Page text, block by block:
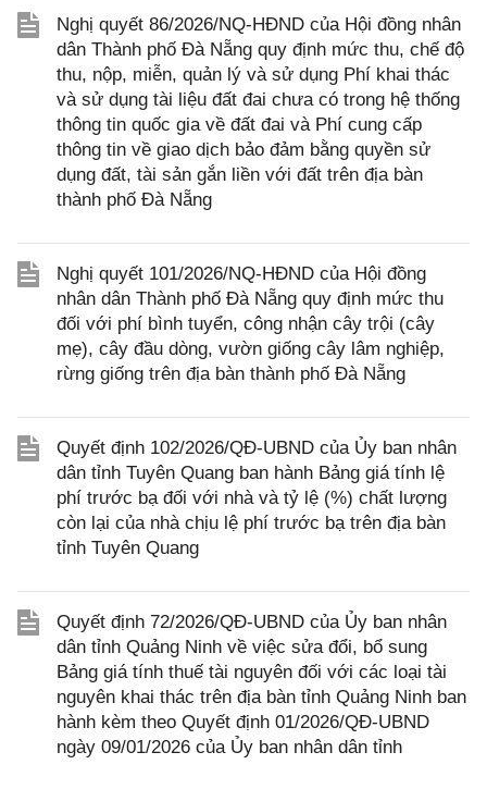
Nghị quyết 86/2026/NQ-HĐND của Hội đồng nhân
dân Thành phố Đà Nẵng quy định mức thu, chế độ
thu, nộp, miễn, quản lý và sử dụng Phí khai thác
và sử dụng tài liệu đất đai chưa có trong hệ thống
thông tin quốc gia về đất đai và Phí cung cấp
thông tin về giao dịch bảo đảm bằng quyền sử
dụng đất, tài sản gắn liền với đất trên địa bàn
thành phố Đà Nẵng
Nghị quyết 101/2026/NQ-HĐND của Hội đồng
nhân dân Thành phố Đà Nẵng quy định mức thu
đối với phí bình tuyển, công nhận cây trội (cây
mẹ), cây đầu dòng, vườn giống cây lâm nghiệp,
rừng giống trên địa bàn thành phố Đà Nẵng
Quyết định 102/2026/QĐ-UBND của Ủy ban nhân
dân tỉnh Tuyên Quang ban hành Bảng giá tính lệ
phí trước bạ đối với nhà và tỷ lệ (%) chất lượng
còn lại của nhà chịu lệ phí trước bạ trên địa bàn
tỉnh Tuyên Quang
Quyết định 72/2026/QĐ-UBND của Ủy ban nhân
dân tỉnh Quảng Ninh về việc sửa đổi, bổ sung
Bảng giá tính thuế tài nguyên đối với các loại tài
nguyên khai thác trên địa bàn tỉnh Quảng Ninh ban
hành kèm theo Quyết định 01/2026/QĐ-UBND
ngày 09/01/2026 của Ủy ban nhân dân tỉnh